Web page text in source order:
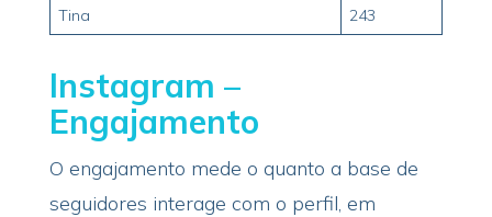
Tina
243
Instagram –
Engajamento
O engajamento mede o quanto a base de
seguidores interage com o perfil, em